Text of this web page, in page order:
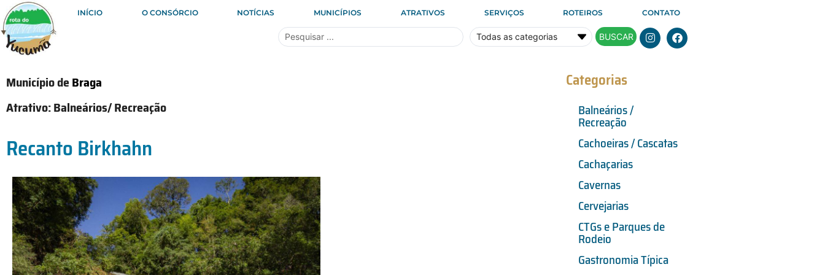
INÍCIO O CONSÓRCIO NOTÍCIAS MUNICÍPIOS ATRATIVOS SERVIÇOS ROTEIROS CONTATO
BUSCAR
Município deBraga
Atrativo:Balneários/ Recreação
Recanto Birkhahn
Categorias
Balneários /
Recreação
Cachoeiras / Cascatas
Cachaçarias
Cavernas
Cervejarias
CTGs e Parques de
Rodeio
Gastronomia Típica